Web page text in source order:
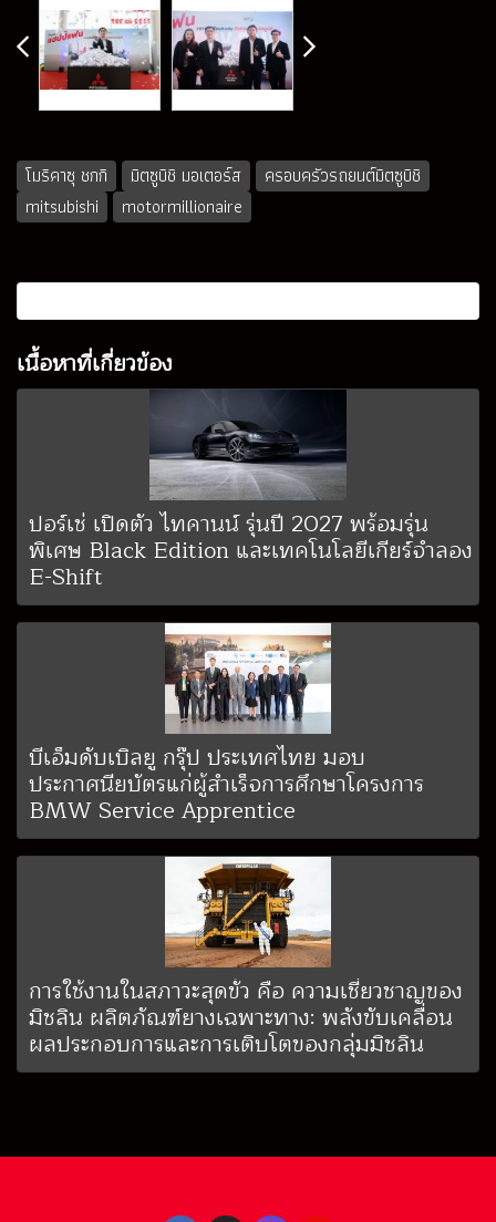
โมริคาซุ ชกกิ มิตซูบิชิ มอเตอร์ส
ครอบครัวรถยนต์มิตซูบิชิ
mitsubishi
motormillionaire
เนื้อหาที่เกี่ยวข้อง
ปอร์เช่ เปิดตัว ไทคานน์ รุ่นปี 2027 พร้อมรุ่น
พิเศษ Black Edition และเทคโนโลยีเกียร์จำลอง
E-Shift
บีเอ็มดับเบิลยู กรุ๊ป ประเทศไทย มอบ
ประกาศนียบัตรแก่ผู้สำเร็จการศึกษาโครงการ
BMW Service Apprentice
การใช้งานในสภาวะสุดขั้ว คือ ความเชี่ยวชาญของ
มิชลิน ผลิตภัณฑ์ยางเฉพาะทาง: พลังขับเคลื่อน
ผลประกอบการและการเติบโตของกลุ่มมิชลิน